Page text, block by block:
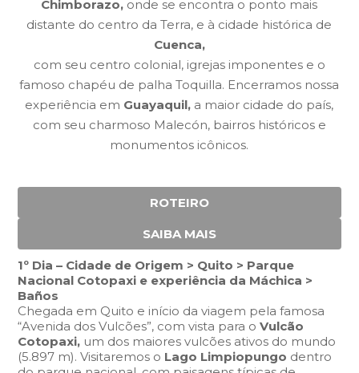
Chimborazo, onde se encontra o ponto mais
distante do centro da Terra, e à cidade histórica de
Cuenca,
com seu centro colonial, igrejas imponentes e o
famoso chapéu de palha Toquilla. Encerramos nossa
experiência em Guayaquil, a maior cidade do país,
com seu charmoso Malecón, bairros históricos e
monumentos icônicos.
ROTEIRO
SAIBA MAIS
1º Dia – Cidade de Origem > Quito > Parque
Nacional Cotopaxi e experiência da Máchica >
Baños
Chegada em Quito e início da viagem pela famosa
“Avenida dos Vulcões”, com vista para oVulcão
Cotopaxi, um dos maiores vulcões ativos do mundo
(5.897 m).Visitaremos o Lago Limpiopungo dentro